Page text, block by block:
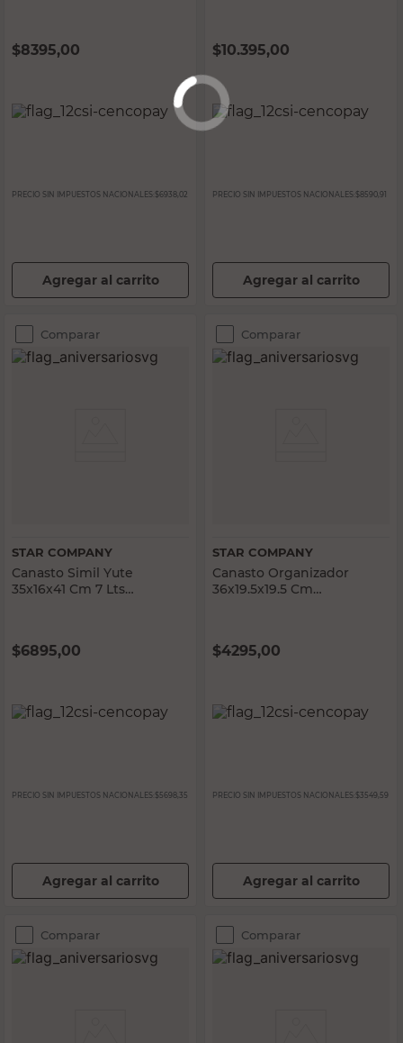
$8395,00
PRECIO SIN IMPUESTOS NACIONALES: $6938,02
Agregar al carrito
$10.395,00
PRECIO SIN IMPUESTOS NACIONALES: $8590,91
Agregar al carrito
Comparar
STAR COMPANY
Canasto Simil Yute
35x16x41 Cm 7 Lts
$6895,00
PRECIO SIN IMPUESTOS NACIONALES: $5698,35
Agregar al carrito
Comparar
STAR COMPANY
Canasto Organizador
36x19.5x19.5 Cm
$4295,00
PRECIO SIN IMPUESTOS NACIONALES: $3549,59
Agregar al carrito
Comparar Comparar